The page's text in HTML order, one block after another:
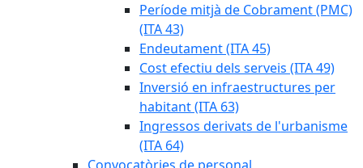
Període mitjà de Cobrament (PMC)
(ITA 43)
Endeutament (ITA 45)
Cost efectiu dels serveis (ITA 49)
Inversió en infraestructures per
habitant (ITA 63)
Ingressos derivats de l'urbanisme
(ITA 64)